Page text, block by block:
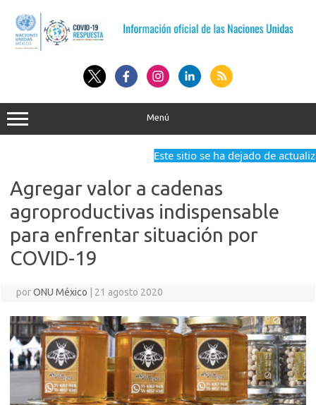
contenido
Menú
Este sitio se ha dejado de
Agregar valor a cadenas
agroproductivas indispensable
para enfrentar situación por
COVID-19
porONU México 21 agosto 2020